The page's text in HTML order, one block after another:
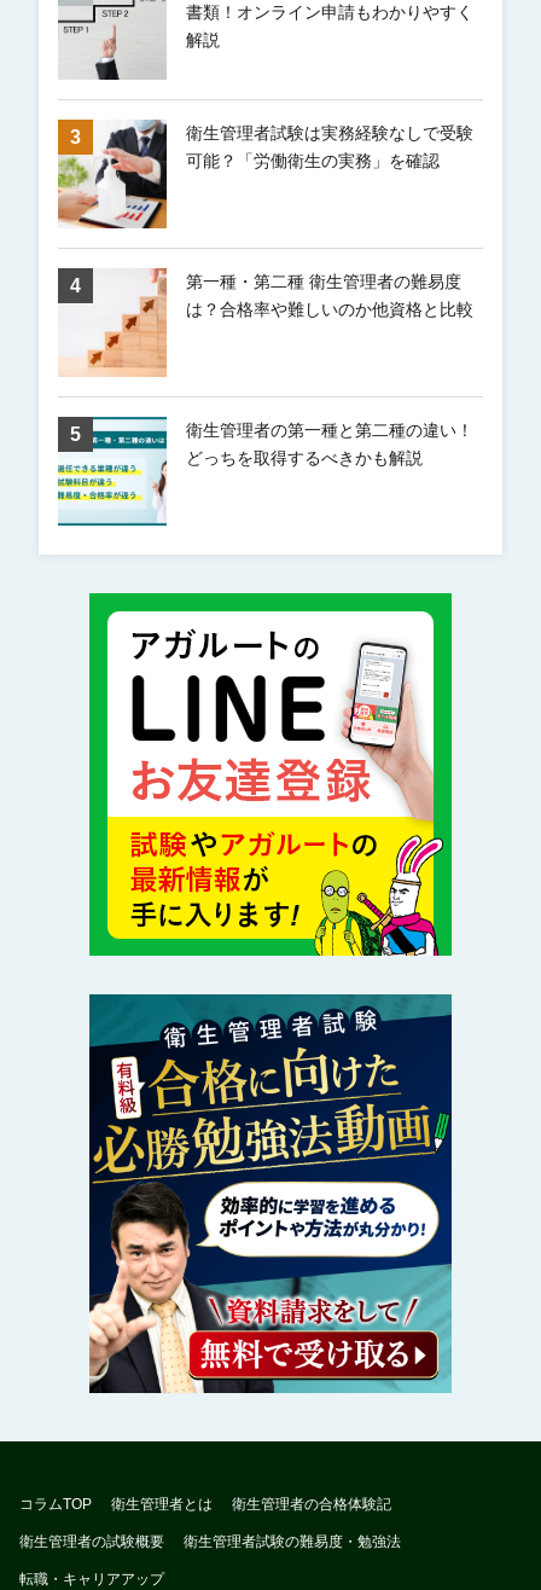
書類！オンライン申請もわかりやすく
解説
衛生管理者試験は実務経験なしで受験
可能？「労働衛生の実務」を確認
第一種・第二種 衛生管理者の難易度
は？合格率や難しいのか他資格と比較
衛生管理者の第一種と第二種の違い！
どっちを取得するべきかも解説
コラムTOP 衛生管理者とは 衛生管理者の合格体験記
衛生管理者の試験概要 衛生管理者試験の難易度・勉強法
転職・キャリアアップ